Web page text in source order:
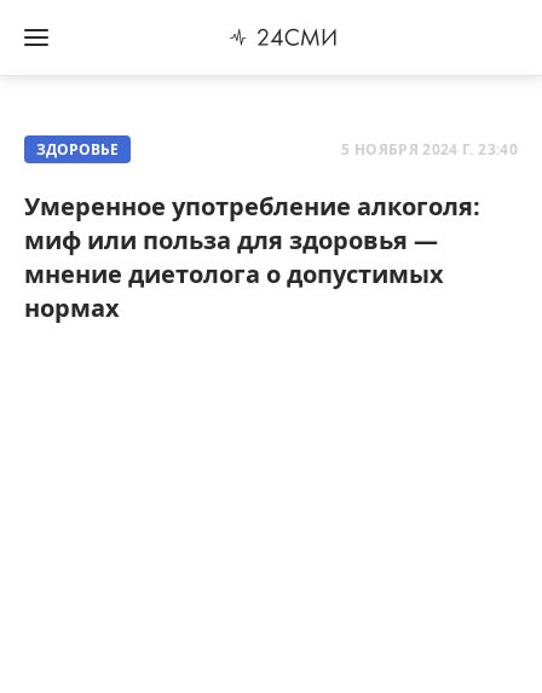
ЗДОРОВЬЕ 5 НОЯБРЯ 2024 Г. 23:40
Умеренное употребление алкоголя:
миф или польза для здоровья —
мнение диетолога о допустимых
нормах